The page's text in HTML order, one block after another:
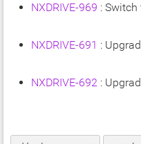
NXDRIVE-969 : Switch
NXDRIVE-691 :
NXDRIVE-692 :